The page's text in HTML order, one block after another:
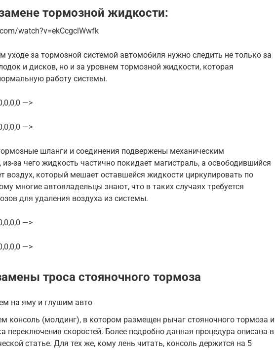
тормозной жидкости:
watch?v=ekCcgclWwfk
уходе за тормозной системой автомобиля нужно следить не только за
и дисков, но и за уровнем тормозной жидкости, которая
работу системы.
—>
—>
шланги и соединения подвержены механическим
за чего жидкость частично покидает магистраль, а освободившийся
воздух, который мешает оставшейся жидкости циркулировать по
многие автовладельцы знают, что в таких случаях требуется
для удаления воздуха из системы.
—>
—>
троса стояночного тормоза
на яму и глушим авто
консоль (молдинг), в котором размещен рычаг стояночного тормоза и
переключения скоростей. Более подробно данная процедура описана в
статье. Для тех же, кому лень читать, консоль держится на 5